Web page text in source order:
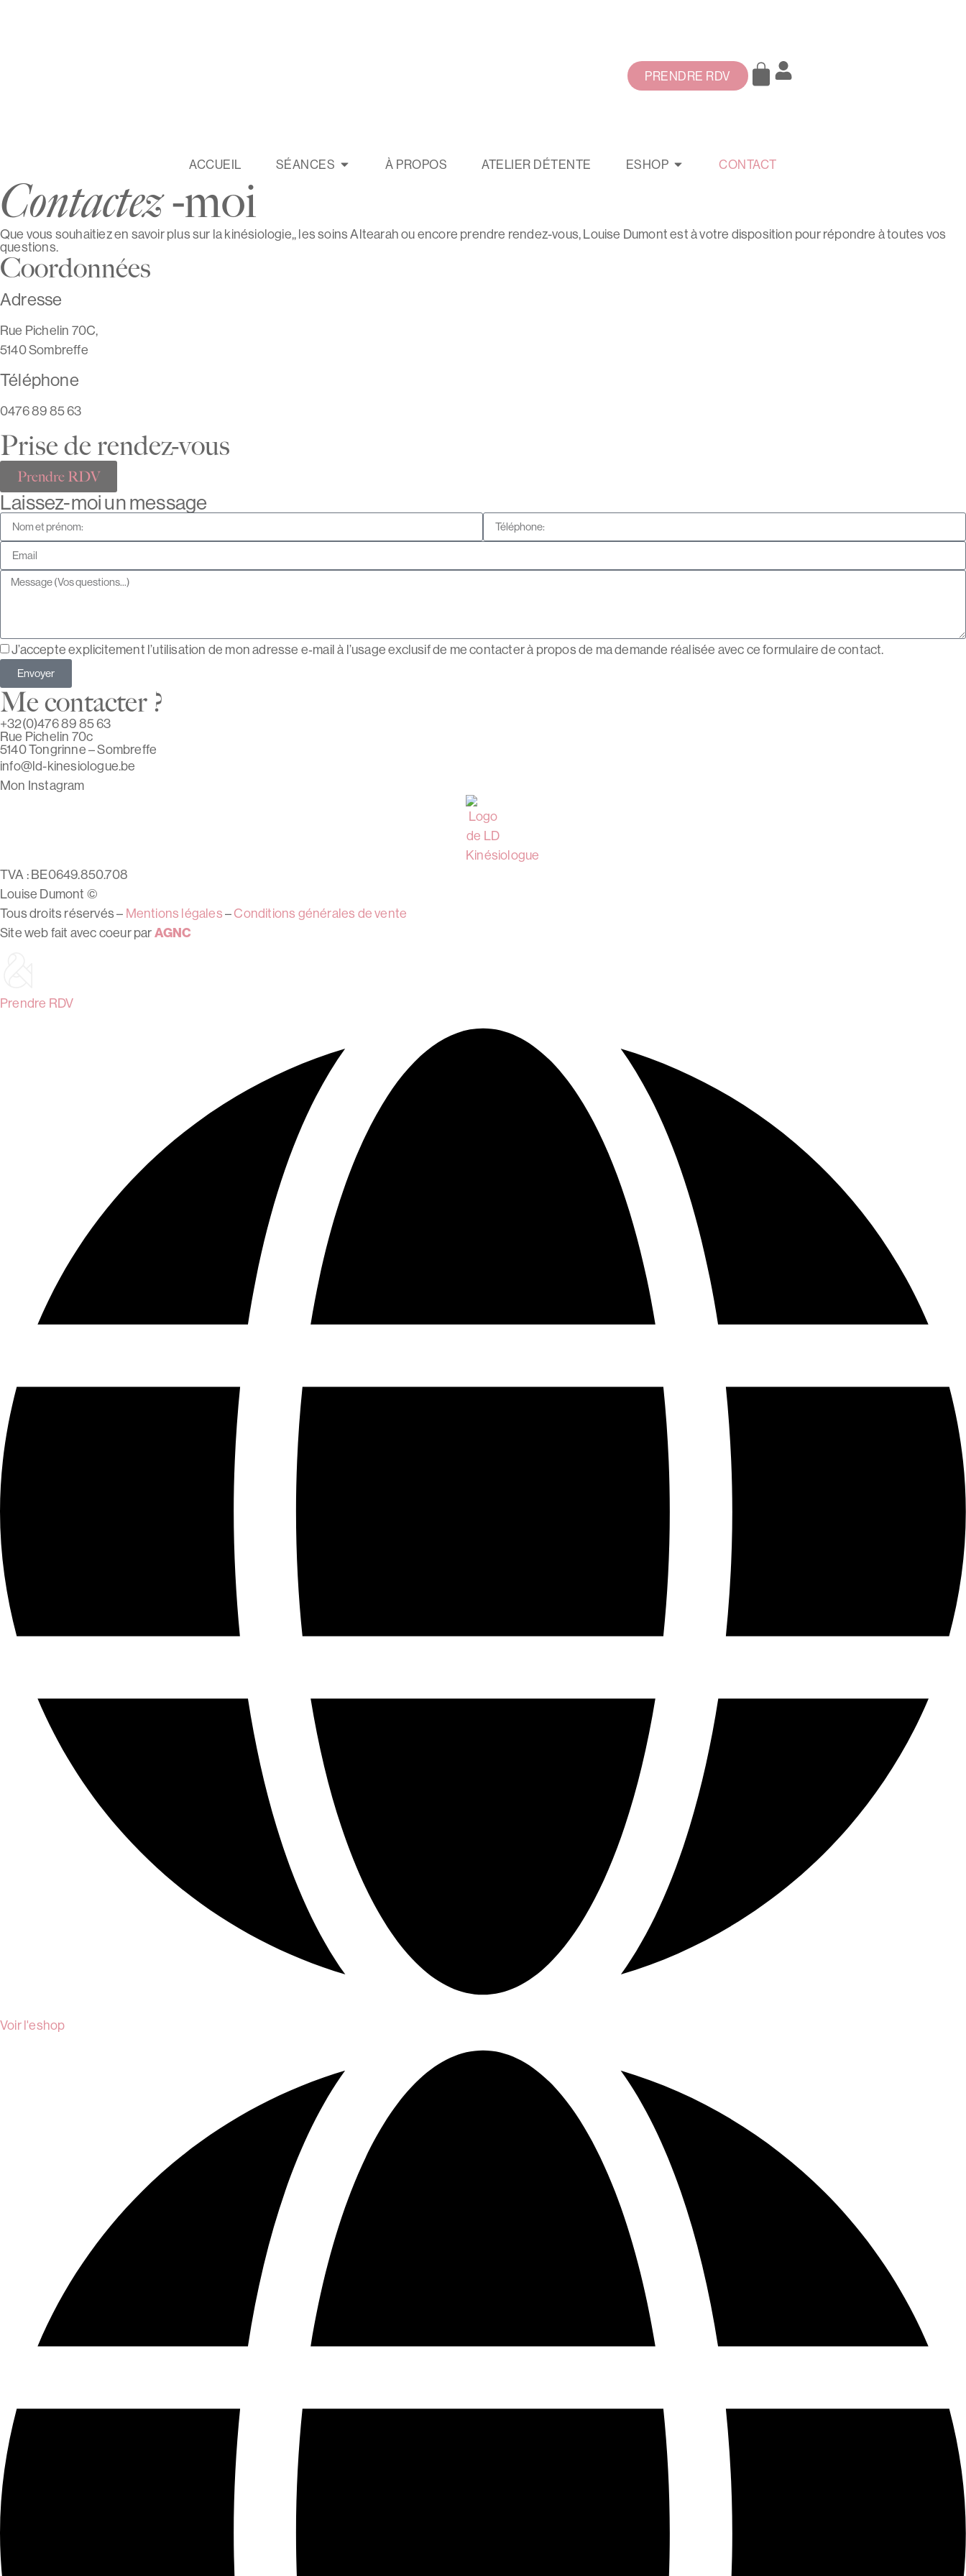
PRENDRE RDV
ACCUEIL SÉANCES À PROPOS ATELIER DÉTENTE ESHOP CONTACT
Contactez-moi
Que vous souhaitiez en savoir plus sur la kinésiologie,, les soins Altearah ou encore prendre rendez-vous, Louise Dumont est à votre disposition pour répondre à toutes vos
questions.
Coordonnées
Adresse
Rue Pichelin 70C,
5140 Sombreffe
Téléphone
0476 89 85 63
Prise de rendez-vous
Prendre RDV
Laissez-moi un message
J’accepte explicitement l’utilisation de mon adresse e‑mail à l’usage exclusif de me contacter à propos de ma demande réalisée avec ce formulaire de contact.
Envoyer
Me contacter ?
+32(0)476 89 85 63
Rue Pichelin 70c
5140 Tongrinne – Sombreffe
info@ld-kinesiologue.be
Mon Instagram
TVA : BE0649.850.708
Louise Dumont ©
Tous droits réservés – Mentions légales–Conditions générales de vente
Site web fait avec coeur parAGNC
Prendre RDV
Voir l'eshop